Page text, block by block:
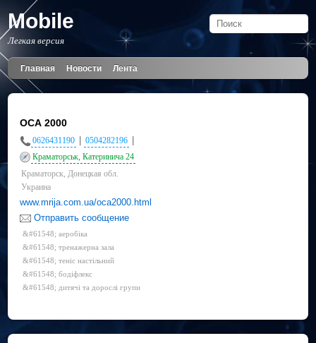
Mobile
Легкая версия
Главная Новости Лента
ОСА 2000
0626431190 0504282196
Краматорськ, Катеринича 24
Краматорск, Донецкая обл.
Украина
www.mrija.com.ua/oca2000.html
Отправить сообщение
&#61548; аеробіка
&#61548; тренажерна зала
&#61548; теніс настільний
&#61548; бодіфлекс
&#61548; дитячі та дорослі групи